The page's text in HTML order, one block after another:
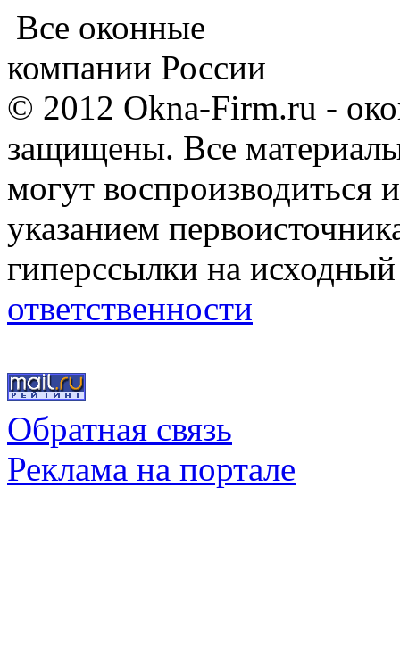
Все оконные
компании России
© 2012 Okna-Firm.ru -
защищены. Все
могут воспроизводиться
указанием
гиперссылки на
ответственности
Обратная связь
Реклама на портале